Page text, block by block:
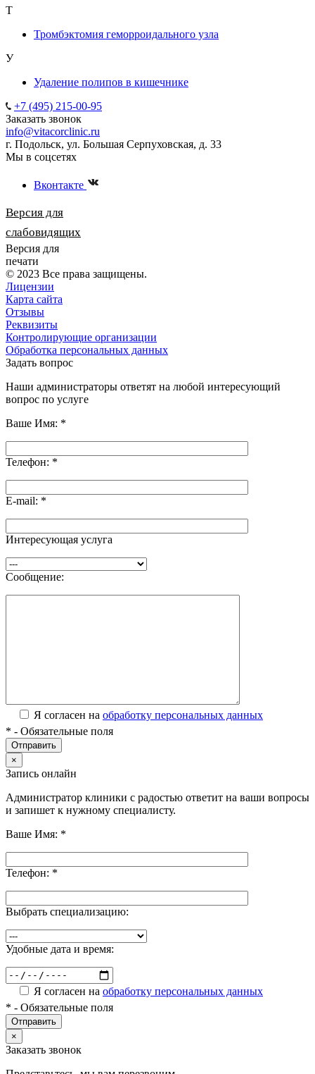
Т
Тромбэктомия геморроидального узла
У
Удаление полипов в кишечнике
+7 (495) 215-00-95
Заказать звонок
info@vitacorclinic.ru
г. Подольск, ул. Большая Серпуховская, д. 33
Мы в соцсетях
Вконтакте
Версия для
слабовидящих
Версия для
печати
© 2023 Все права защищены.
Лицензии
Карта сайта
Отзывы
Реквизиты
Контролирующие организации
Обработка персональных данных
Задать вопрос
Наши администраторы ответят на любой интересующий
вопрос по услуге
Ваше Имя: *
Телефон: *
E-mail: *
Интересующая услуга
Сообщение:
Я согласен на обработку персональных данных
* - Обязательные поля
×
Запись онлайн
Администратор клиники с радостью ответит на ваши вопросы
и запишет к нужному специалисту.
Ваше Имя: *
Телефон: *
Выбрать специализацию:
Удобные дата и время:
Я согласен на обработку персональных данных
* - Обязательные поля
×
Заказать звонок